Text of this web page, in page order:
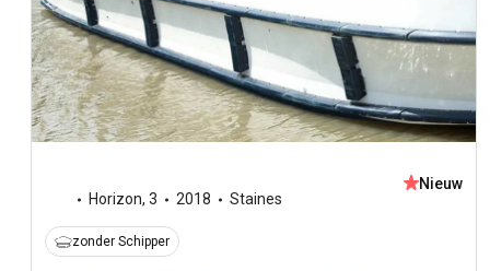
Horizon, 3 2018 Staines
Nieuw
zonder Schipper